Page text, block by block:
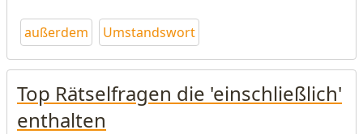
außerdem Umstandswort
Top Rätselfragen die 'einschließlich'
enthalten